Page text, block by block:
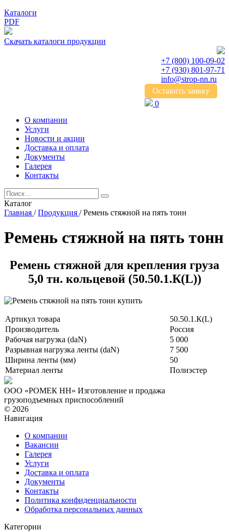
Каталоги
PDF
Скачать каталоги продукции
+7 (800) 100-09-02
+7 (930) 801-97-71
info@strop-nn.ru
Оставить заявку
0
О компании
Услуги
Новости и акции
Доставка и оплата
Документы
Галерея
Контакты
Каталог
Главная / Продукция / Ремень стяжной на пять тонн
Ремень стяжной на пять тонн
Ремень стяжной для крепления груза
5,0 тн. кольцевой (50.50.1.К(L))
Артикул товара
50.50.1.К(L)
Производитель
Россия
Рабочая нагрузка (daN)
5 000
Разрывная нагрузка ленты (daN)
7 500
Ширина ленты (мм)
50
Материал ленты
Полиэстер
ООО «РОМЕК НН» Изготовление и продажа
грузоподъемных приспособлений
© 2026
Навигация
О компании
Вакансии
Галерея
Услуги
Доставка и оплата
Документы
Контакты
Политика конфиденциальности
Обработка персональных данных
Категории